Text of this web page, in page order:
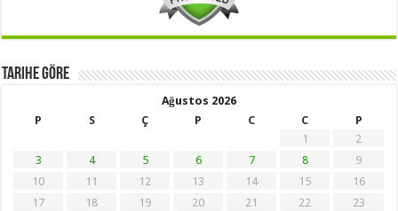
Tarihe Göre
Ağustos 2026
P
S Ç P C C
P
1
2
3
4 5 6 7 8
9
10
11 12 13 14 15
16
17
18 19 20 21 22
23